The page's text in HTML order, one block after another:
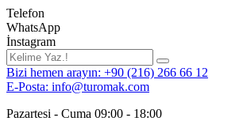
Telefon
WhatsApp
İnstagram
Bizi hemen arayın: +90 (216) 266 66 12
E-Posta: info@turomak.com
Pazartesi - Cuma 09:00 - 18:00